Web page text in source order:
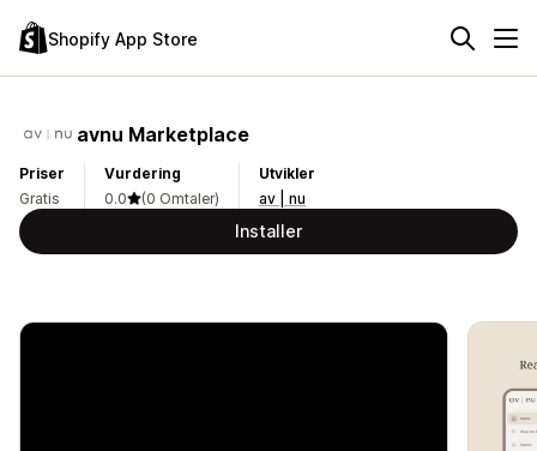
Shopify App Store
avnu Marketplace
Priser
Gratis
Vurdering
0.0
(0 Omtaler)
Utvikler
av | nu
Installer